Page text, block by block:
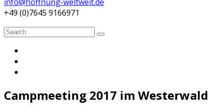
+49 (0)7645 9166971
Search
Search
Campmeeting 2017 im Westerwald